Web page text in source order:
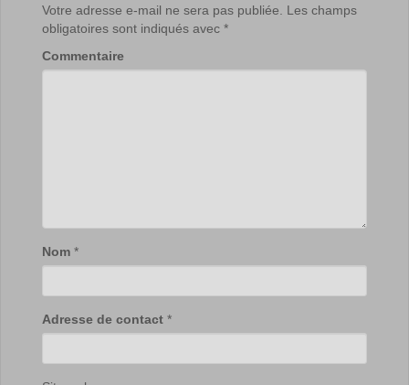
Votre adresse e-mail ne sera pas publiée.
Les champs
obligatoires sont indiqués avec *
Commentaire
Nom *
Adresse de contact *